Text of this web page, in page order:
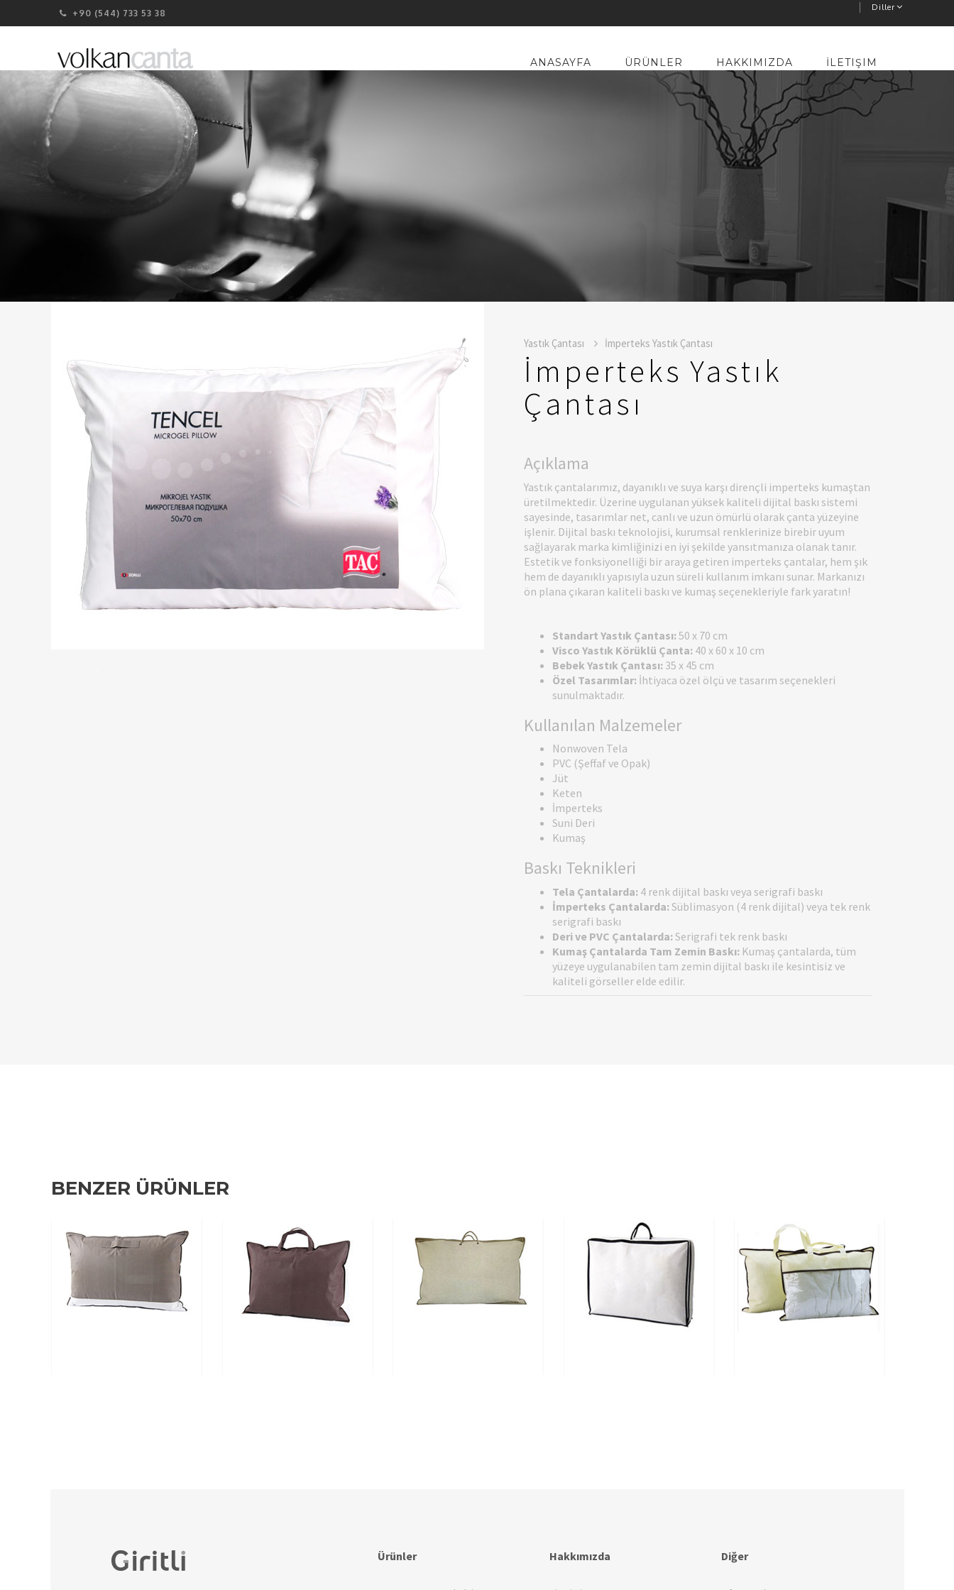
+90 (544) 733 53 38
Diller
ANASAYFA ÜRÜNLER HAKKIMIZDA İLETIŞIM
Yastık Çantası İmperteks Yastık Çantası
İmperteks Yastık
Çantası
Açıklama
Yastık çantalarımız, dayanıklı ve suya karşı dirençli imperteks kumaştan
üretilmektedir. Üzerine uygulanan yüksek kaliteli dijital baskı sistemi
sayesinde, tasarımlar net, canlı ve uzun ömürlü olarak çanta yüzeyine
işlenir. Dijital baskı teknolojisi, kurumsal renklerinize birebir uyum
sağlayarak marka kimliğinizi en iyi şekilde yansıtmanıza olanak tanır.
Estetik ve fonksiyonelliği bir araya getiren imperteks çantalar, hem şık
hem de dayanıklı yapısıyla uzun süreli kullanım imkanı sunar. Markanızı
ön plana çıkaran kaliteli baskı ve kumaş seçenekleriyle fark yaratın!
Standart Yastık Çantası:50 x 70 cm
Visco Yastık Körüklü Çanta: 40 x 60 x 10 cm
Bebek Yastık Çantası: 35 x 45 cm
Özel Tasarımlar: İhtiyaca özel ölçü ve tasarım seçenekleri
sunulmaktadır.
Kullanılan Malzemeler
Nonwoven Tela
PVC (Şeffaf ve Opak)
Jüt
Keten
İmperteks
Suni Deri
Kumaş
Baskı Teknikleri
Tela Çantalarda: 4 renk dijital baskı veya serigrafi baskı
İmperteks Çantalarda:Süblimasyon (4 renk dijital) veya tek renk
serigrafi baskı
Deri ve PVC Çantalarda:Serigrafi tek renk baskı
Kumaş Çantalarda Tam Zemin Baskı: Kumaş çantalarda, tüm
yüzeye uygulanabilen tam zemin dijital baskı ile kesintisiz ve
kaliteli görseller elde edilir.
BENZER ÜRÜNLER
Ürünler Hakkımızda Diğer